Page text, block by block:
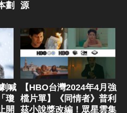
劃
源
喊
瓊
開
【HBO台灣2024年4月強
檔片單】《同情者》普利
茲小說獎改編！眾星雲集